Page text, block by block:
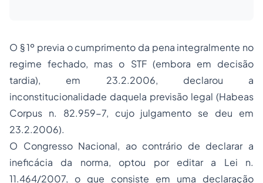
O § 1º previa o cumprimento da pena integralmente no
regime fechado, mas o STF (embora em decisão
tardia), em 23.2.2006, declarou a
inconstitucionalidade daquela previsão legal (Habeas
Corpus n. 82.959-7, cujo julgamento se deu em
23.2.2006).
O Congresso Nacional, ao contrário de declarar a
ineficácia da norma, optou por editar a Lei n.
11.464/2007, o que consiste em uma declaração